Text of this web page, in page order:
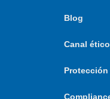
Blog
Canal ético
Protección